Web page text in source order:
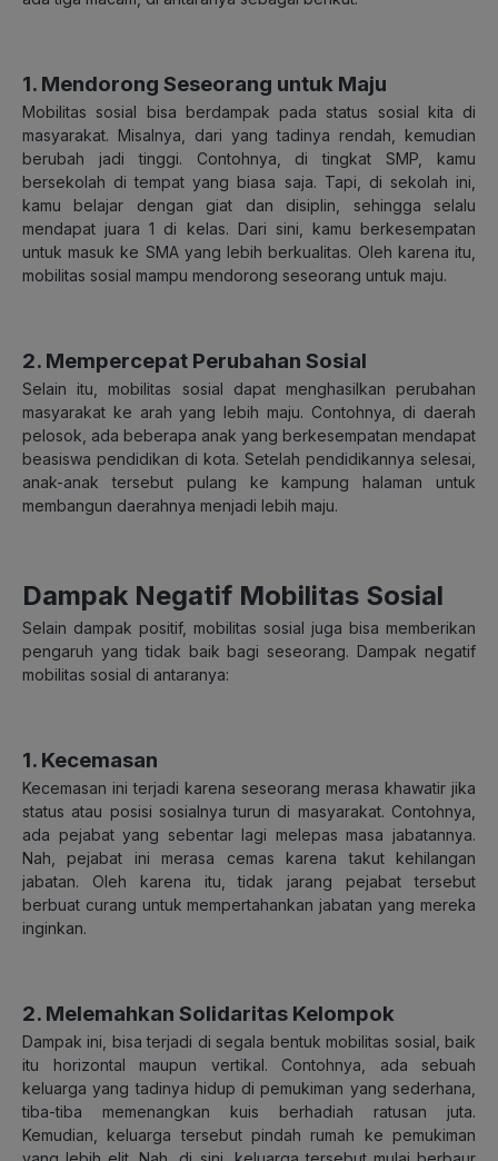
1. Mendorong Seseorang untuk Maju
Mobilitas sosial bisa berdampak pada status sosial kita di
masyarakat. Misalnya, dari yang tadinya rendah, kemudian
berubah jadi tinggi. Contohnya, di tingkat SMP, kamu
bersekolah di tempat yang biasa saja. Tapi, di sekolah ini,
kamu belajar dengan giat dan disiplin, sehingga selalu
mendapat juara 1 di kelas. Dari sini, kamu berkesempatan
untuk masuk ke SMA yang lebih berkualitas. Oleh karena itu,
mobilitas sosial mampu mendorong seseorang untuk maju.
2. Mempercepat Perubahan Sosial
Selain itu, mobilitas sosial dapat menghasilkan perubahan
masyarakat ke arah yang lebih maju. Contohnya, di daerah
pelosok, ada beberapa anak yang berkesempatan mendapat
beasiswa pendidikan di kota. Setelah pendidikannya selesai,
anak-anak tersebut pulang ke kampung halaman untuk
membangun daerahnya menjadi lebih maju.
Dampak Negatif Mobilitas Sosial
Selain dampak positif, mobilitas sosial juga bisa memberikan
pengaruh yang tidak baik bagi seseorang. Dampak negatif
mobilitas sosial di antaranya:
1. Kecemasan
Kecemasan ini terjadi karena seseorang merasa khawatir jika
status atau posisi sosialnya turun di masyarakat. Contohnya,
ada pejabat yang sebentar lagi melepas masa jabatannya.
Nah, pejabat ini merasa cemas karena takut kehilangan
jabatan. Oleh karena itu, tidak jarang pejabat tersebut
berbuat curang untuk mempertahankan jabatan yang mereka
inginkan.
2. Melemahkan Solidaritas Kelompok
Dampak ini, bisa terjadi di segala bentuk mobilitas sosial, baik
itu horizontal maupun vertikal. Contohnya, ada sebuah
keluarga yang tadinya hidup di pemukiman yang sederhana,
tiba-tiba memenangkan kuis berhadiah ratusan juta.
Kemudian, keluarga tersebut pindah rumah ke pemukiman